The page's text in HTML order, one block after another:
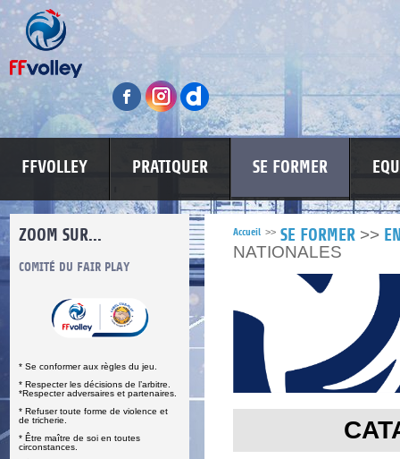
FFVOLLEY PRATIQUER SE FORMER
ZOOM SUR...
COMITÉ DU FAIR PLAY
* Se conformer aux règles du jeu.
* Respecter les décisions de l’arbitre.
*Respecter adversaires et partenaires.
* Refuser toute forme de violence et
de tricherie.
* Être maître de soi en toutes
circonstances.
LUTTE CONTRE LES VIOLENCES
Accueil >> SE FORMER >>
NATIONALES